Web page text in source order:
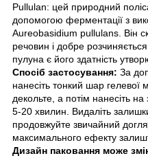
Pullulan: цей природний
допомогою ферментації з
Aureobasidium pullulans. Він
речовин і добре
пулуна є його здатність
Спосіб застосування: За
нанесіть тонкий шар гелевої
декольте, а потім нанесіть
5-20 хвилин. Видаліть
продовжуйте звичайний
максимального ефекту
Дизайн паковання може